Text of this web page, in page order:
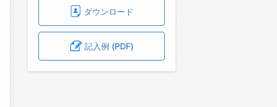
ダウンロード
記入例 (PDF)